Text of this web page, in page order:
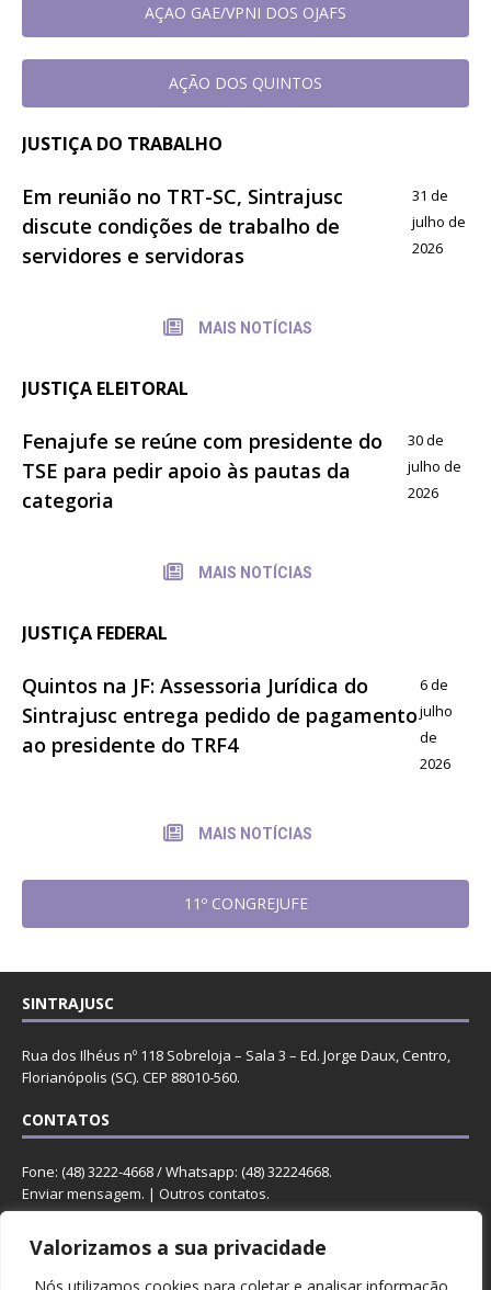
Valorizamos a sua privacidade
AÇAO GAE/VPNI DOS OJAFS
AÇÃO DOS QUINTOS
JUSTIÇA DO TRABALHO
Em reunião no TRT-SC, Sintrajusc
discute condições de trabalho de
servidores e servidoras
31 de
julho de
2026
MAIS NOTÍCIAS
JUSTIÇA ELEITORAL
Fenajufe se reúne com presidente do
TSE para pedir apoio às pautas da
categoria
30 de
julho de
2026
MAIS NOTÍCIAS
JUSTIÇA FEDERAL
Quintos na JF: Assessoria Jurídica do
Sintrajusc entrega pedido de pagamento
ao presidente do TRF4
6 de
julho
de
2026
MAIS NOTÍCIAS
11º CONGREJUFE
SINTRAJUSC
Rua dos Ilhéus nº 118 Sobreloja – Sala 3 – Ed. Jorge Daux, Centro,
Florianópolis (SC). CEP 88010-560.
CONTATOS
Fone: (48) 3222-4668 / Whatsapp: (48) 32224668.
Enviar mensagem. | Outros contatos.
REDES